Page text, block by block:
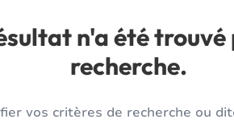
n'a été
recherche.
vos critères de recherche ou